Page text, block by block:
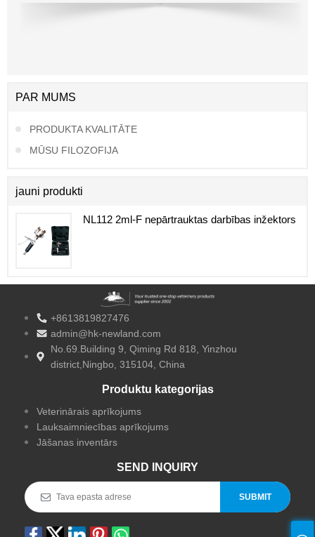
PAR MUMS
PRODUKTA KVALITĀTE
MŪSU FILOZOFIJA
jauni produkti
NL112 2ml-F nepārtrauktas darbības inžektors
+8613819827476
admin@hk-newland.com
No.69.Building 9, Qiming Rd 818, Yinzhou
district,Ningbo, 315104, China
Produktu kategorijas
Veterinārais aprīkojums
Lauksaimniecības aprīkojums
Jāšanas inventārs
SEND INQUIRY
SUBMIT